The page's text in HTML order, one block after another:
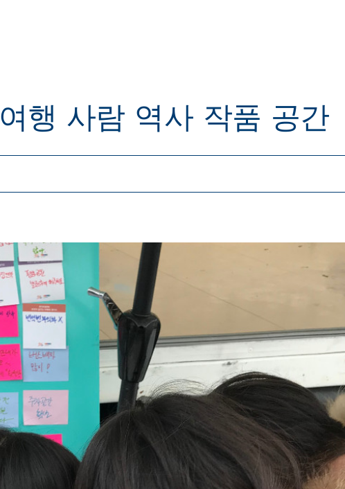
여행 사람 역사 작품 공간